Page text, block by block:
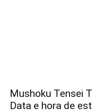
Mushoku Tensei
Data e hora de